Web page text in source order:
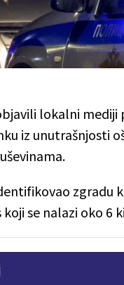
lokalni
iz unutrašnjosti
zgradu
se nalazi oko 6